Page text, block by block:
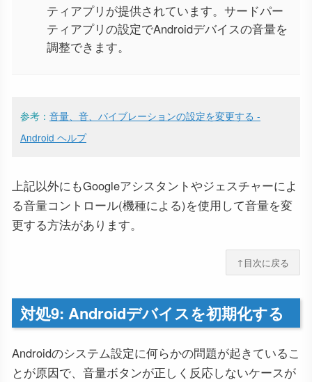
ティアプリが提供されています。サードパー
ティアプリの設定でAndroidデバイスの音量を
調整できます。
参考： 音量、音、バイブレーションの設定を変更する -
Android ヘルプ
上記以外にもGoogleアシスタントやジェスチャーによ
る音量コントロール(機種による)を使用して音量を変
更する方法があります。
↑目次に戻る
対処9: Androidデバイスを初期化する
Androidのシステム設定に何らかの問題が起きているこ
とが原因で、音量ボタンが正しく反応しないケースが